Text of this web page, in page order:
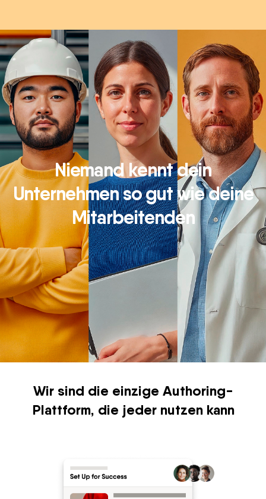
Niemand kennt dein
Unternehmen so gut wie deine
Mitarbeitenden
Wir sind die einzige Authoring-
Plattform, die jeder nutzen kann